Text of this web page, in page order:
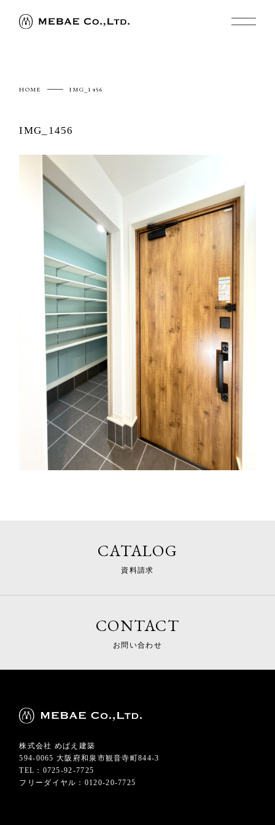
HOME IMG_1456
IMG_1456
CATALOG
資料請求
CONTACT
お問い合わせ
株式会社 めばえ建築
594-0065 大阪府和泉市観音寺町844-3
TEL：0725-92-7725
フリーダイヤル：0120-20-7725